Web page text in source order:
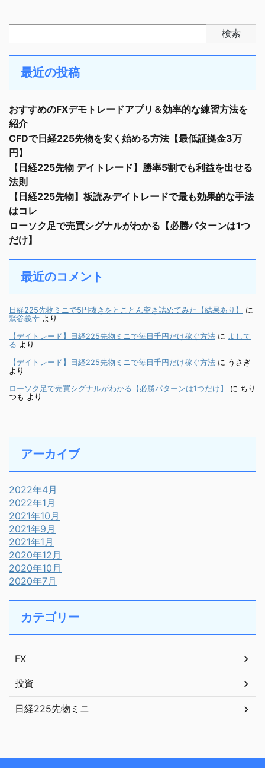
検索
最近の投稿
おすすめのFXデモトレードアプリ＆効率的な練習方法を
紹介
CFDで日経225先物を安く始める方法【最低証拠金3万
円】
【日経225先物 デイトレード】勝率5割でも利益を出せる
法則
【日経225先物】板読みデイトレードで最も効果的な手法
はコレ
ローソク足で売買シグナルがわかる【必勝パターンは1つ
だけ】
最近のコメント
日経225先物ミニで5円抜きをとことん突き詰めてみた【結果あり】
に
鷲谷義幸 より
【デイトレード】日経225先物ミニで毎日千円だけ稼ぐ方法 に よして
る より
【デイトレード】日経225先物ミニで毎日千円だけ稼ぐ方法 に うさぎ
より
ローソク足で売買シグナルがわかる【必勝パターンは1つだけ】
に ちり
つも より
アーカイブ
2022年4月
2022年1月
2021年10月
2021年9月
2021年1月
2020年12月
2020年10月
2020年7月
カテゴリー
FX
投資
日経225先物ミニ